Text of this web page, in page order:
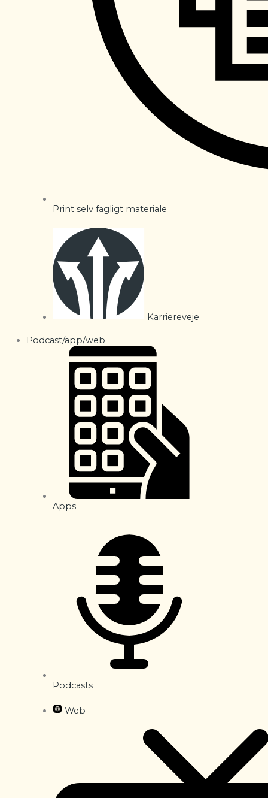
Print selv fagligt materiale
Karriereveje
Podcast/app/web
Apps
Podcasts
Web